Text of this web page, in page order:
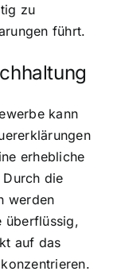
zu
führt.
kann
erhebliche
die
werden
überflüssig,
auf das